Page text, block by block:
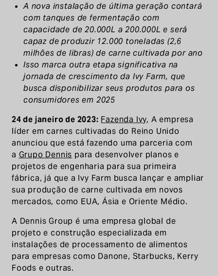
A nova instalação de última geração contará
com tanques de fermentação com
capacidade de 20.000L a 200.000L e será
capaz de produzir 12.000 toneladas (2,6
milhões de libras) de carne cultivada por ano
Isso marca outra etapa significativa na
jornada de crescimento da Ivy Farm, que
busca disponibilizar seus produtos para os
consumidores em 2025
24 de janeiro de 2023: Fazenda Ivy, A empresa
líder em carnes cultivadas do Reino Unido
anunciou que está fazendo uma parceria com
a Grupo Dennis para desenvolver planos e
projetos de engenharia para sua primeira
fábrica, já que a Ivy Farm busca lançar e ampliar
sua produção de carne cultivada em novos
mercados, como EUA, Ásia e Oriente Médio.
A Dennis Group é uma empresa global de
projeto e construção especializada em
instalações de processamento de alimentos
para empresas como Danone, Starbucks, Kerry
Foods e outras.